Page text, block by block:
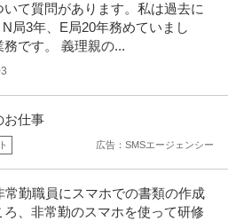
て質問があります。私は過去に
局3年、E局20年務めていまし
です。 義理親の...
お仕事
広告：SMSエージェンシー
勤職員にスマホでの書類の作成
、非常勤のスマホを使って研修